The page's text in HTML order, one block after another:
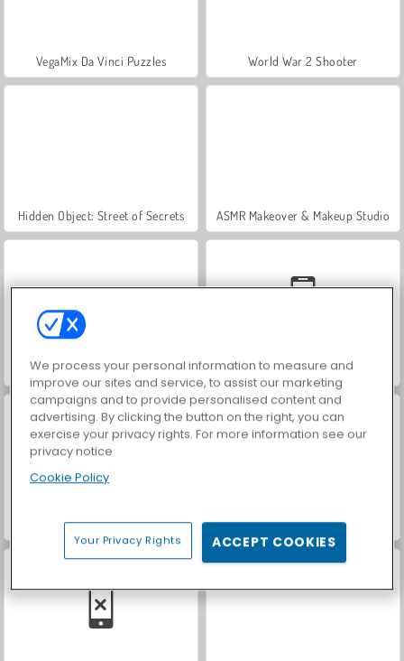
VegaMix Da Vinci Puzzles World War 2 Shooter
Hidden Object: Street of Secrets ASMR Makeover & Makeup Studio
Farm Merge Valley Car Parking City Duel
Royal Story Let's Fish!
We process your personal information to measure and
improve our sites and service, to assist our marketing
campaigns and to provide personalised content and
advertising. By clicking the button on the right, you can
exercise your privacy rights. For more information see our
privacy notice
Cookie Policy
Your Privacy Rights ACCEPT COOKIES